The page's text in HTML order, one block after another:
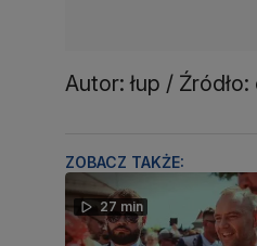
Autor: łup /
ZOBACZ TAKŻE:
27 min